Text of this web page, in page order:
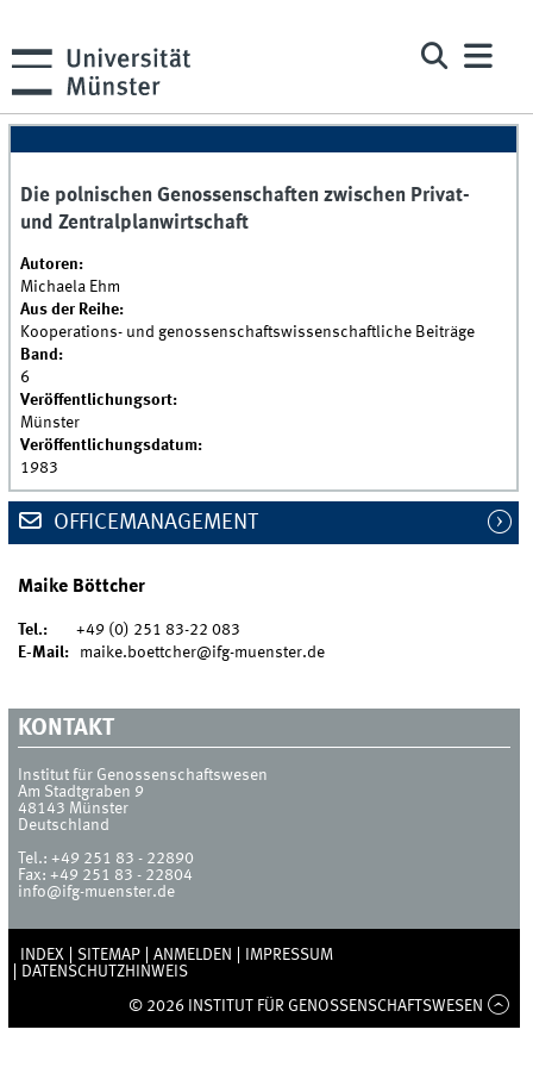
Die polnischen Genossenschaften zwischen Privat-
und Zentralplanwirtschaft
Autoren:
Michaela Ehm
Aus der Reihe:
Kooperations- und genossenschaftswissenschaftliche Beiträge
Band:
6
Veröffentlichungsort:
Münster
Veröffentlichungsdatum:
1983
OFFICEMANAGEMENT
Maike Böttcher
Tel.: +49 (0) 251 83-22 083
E-Mail: maike.boettcher@ifg-muenster.de
KONTAKT
Institut für Genossenschaftswesen
Am Stadtgraben 9
48143 Münster
Deutschland
Tel.:+49 251 83 - 22890
Fax:+49 251 83 - 22804
info@ifg-muenster.de
INDEX SITEMAP ANMELDEN
IMPRESSUM
DATENSCHUTZHINWEIS
© 2026 INSTITUT FÜR GENOSSENSCHAFTSWESEN